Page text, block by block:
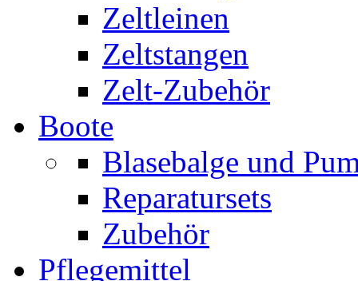
Zeltleinen
Zeltstangen
Zelt-Zubehör
Boote
Blasebalge und
Reparatursets
Zubehör
Pflegemittel